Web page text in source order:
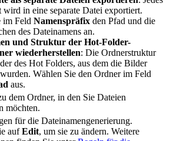
wird in eine separate Datei exportiert.
im Feld Namenspräfix den Pfad und die
des Dateinamens an.
und Struktur der Hot-Folder-
wiederherstellen: Die Ordnerstruktur
des Hot Folders, aus dem die Bilder
Wählen Sie den Ordner im Feld
aus.
dem Ordner, in den Sie Dateien
möchten.
für die Dateinamengenerierung.
aufEdit, um sie zu ändern. Weitere